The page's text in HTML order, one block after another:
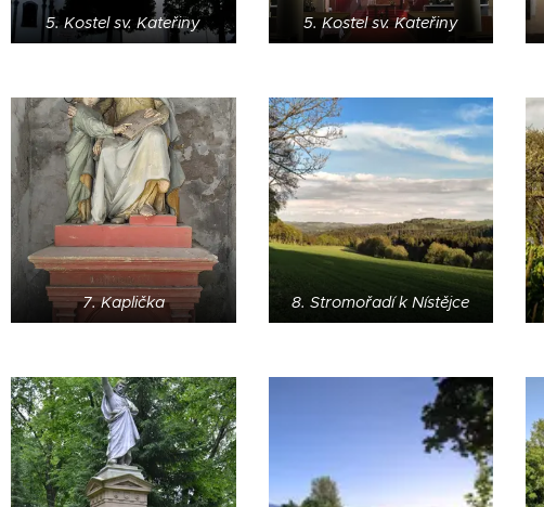
5. Kostel sv. Kateřiny 5. Kostel sv. Kateřiny
7. Kaplička 8. Stromořadí k Nístějce